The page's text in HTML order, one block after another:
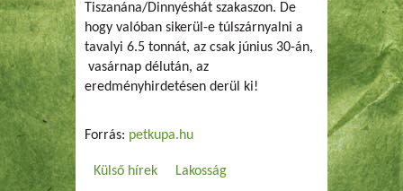
Tiszanána/Dinnyéshát szakaszon. De
hogy valóban sikerül-e túlszárnyalni a
tavalyi 6.5 tonnát, az csak június 30-án,
vasárnap délután, az
eredményhirdetésen derül ki!
Forrás: petkupa.hu
Külső hírek Lakosság